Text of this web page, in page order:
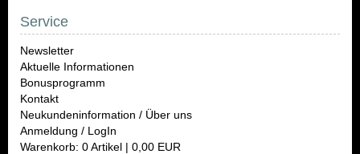
Service
Newsletter
Aktuelle Informationen
Bonusprogramm
Kontakt
Neukundeninformation / Über uns
Anmeldung / LogIn
Warenkorb: 0 Artikel | 0,00 EUR